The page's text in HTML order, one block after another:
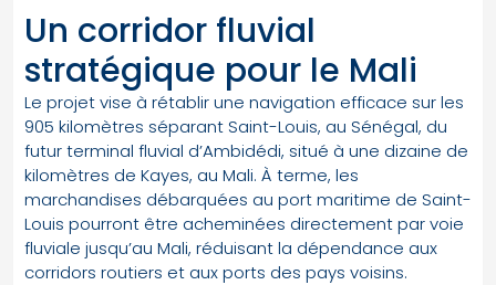
Un corridor fluvial
stratégique pour le Mali
Le projet vise à rétablir une navigation efficace sur les
905 kilomètres séparant Saint-Louis, au Sénégal, du
futur terminal fluvial d’Ambidédi, situé à une dizaine de
kilomètres de Kayes, au Mali. À terme, les
marchandises débarquées au port maritime de Saint-
Louis pourront être acheminées directement par voie
fluviale jusqu’au Mali, réduisant la dépendance aux
corridors routiers et aux ports des pays voisins.